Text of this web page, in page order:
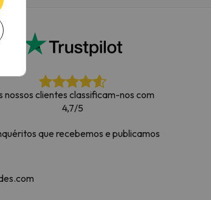
nossos clientes classificam-nos com
4,7/5
que recebemos e publicamos